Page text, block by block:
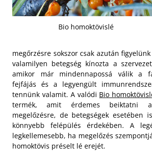
Bio homoktövislé
megőrzésre sokszor csak azután
valamilyen betegség kínozta a
amikor már mindennapossá válik a
fejfájás és a legyengült
tennünk valamit. A valódi Bio
termék, amit érdemes beiktatni
megelőzésre, de betegségek esetében
könnyebb felépülés érdekében. A
legkellemesebb, ha megelőzés
homoktövis préselt lé erejét.